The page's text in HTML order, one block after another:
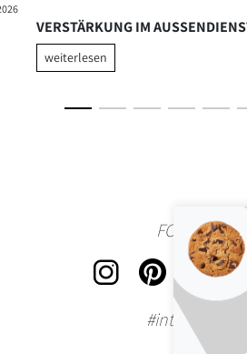
VERSTÄRKUNG IM AUSSENDIENST
weiterlesen
FOLLOW US
#interbaublink